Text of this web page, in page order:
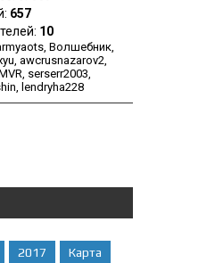
657
10
,Волшебник,
,awcrusnazarov2,
, serserr2003,
, lendryha228
2017 Карта